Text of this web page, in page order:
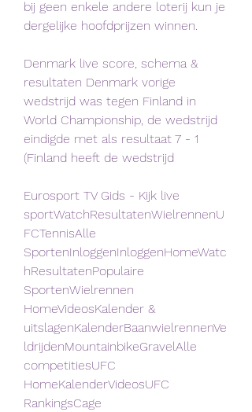
bij geen enkele andere loterij kun je
dergelijke hoofdprijzen winnen.
Denmark live score, schema &
resultaten Denmark vorige
wedstrijd was tegen Finland in
World Championship, de wedstrijd
eindigde met als resultaat 7 - 1
(Finland heeft de wedstrijd
Eurosport TV Gids - Kijk live
sportWatchResultatenWielrennenU
FCTennisAlle
SportenInloggenInloggenHomeWatc
hResultatenPopulaire
SportenWielrennen
HomeVideosKalender &
uitslagenKalenderBaanwielrennenVe
ldrijdenMountainbikeGravelAlle
competitiesUFC
HomeKalenderVideosUFC
RankingsCage